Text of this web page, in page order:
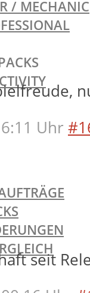
/ MECHANIC
Uhr
seit